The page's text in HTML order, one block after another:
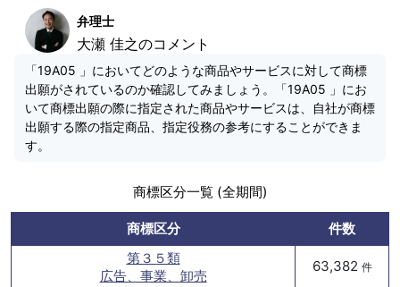
弁理士
大瀬 佳之のコメント
「19A05 」においてどのような商品やサービスに対して商標
出願がされているのか確認してみましょう。「19A05 」にお
いて商標出願の際に指定された商品やサービスは、自社が商標
出願する際の指定商品、指定役務の参考にすることができま
す。
商標区分一覧 (全期間)
商標区分
件数
第３５類
広告、事業、卸売
63,382 件